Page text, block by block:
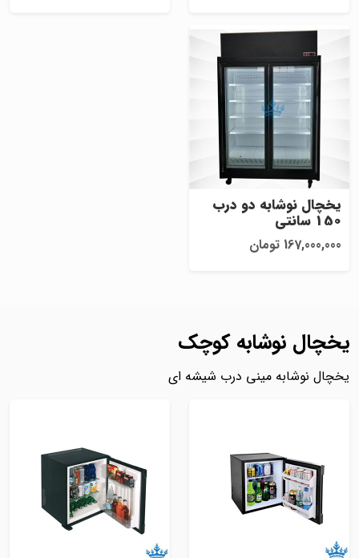
یخچال نوشابه دو درب
150 سانتی
167,000,000 تومان
یخچال نوشابه کوچک
یخچال نوشابه مینی درب شیشه ای